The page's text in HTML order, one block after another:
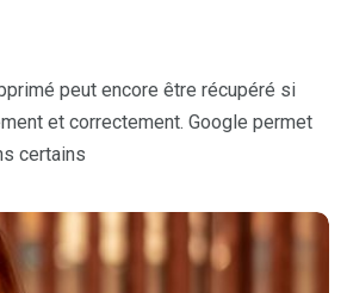
peut encore être récupéré si
et correctement. Google permet
certains